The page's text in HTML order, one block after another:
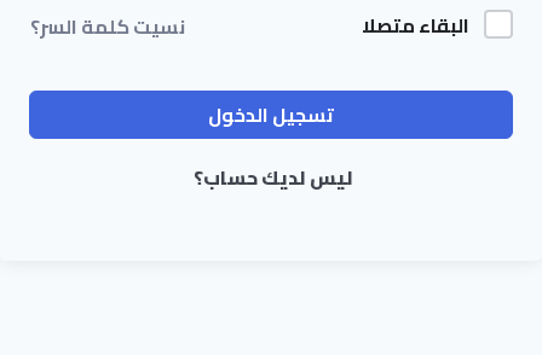
البقاء متصلا نسيت كلمة السر؟
تسجيل الدخول
ليس لديك حساب؟